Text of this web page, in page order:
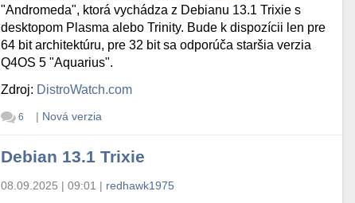
"Andromeda", ktorá vychádza z Debianu 13.1 Trixie s
desktopom Plasma alebo Trinity. Bude k dispozícii len pre
64 bit architektúru, pre 32 bit sa odporúča staršia verzia
Q4OS 5 "Aquarius".
Zdroj: DistroWatch.com
6 | Nová verzia
Debian 13.1 Trixie
08.09.2025 | 09:01 | redhawk1975